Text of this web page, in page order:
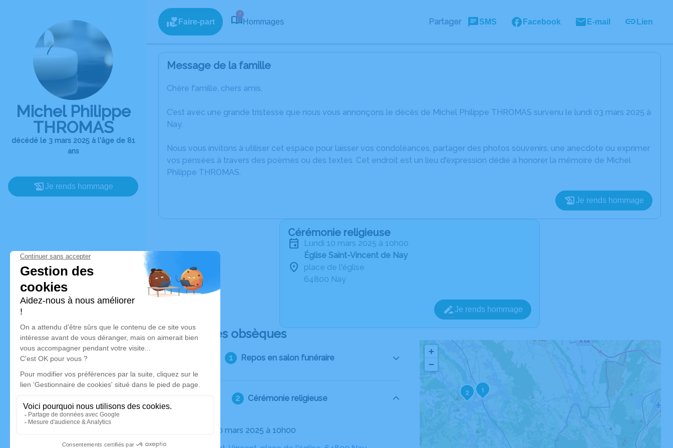
Michel Philippe
THROMAS
décédé le 3 mars 2025 à l'âge de 81
ans
Je rends hommage
Faire-part
2
Hommages Partager SMS Facebook E-mail Lien
Message de la famille
Chère famille, chers amis,
C’est avec une grande tristesse que nous vous annonçons le décès de Michel Philippe THROMAS survenu le lundi 03 mars 2025 à
Nay.
Nous vous invitons à utiliser cet espace pour laisser vos condoléances, partager des photos souvenirs, une anecdote ou exprimer
vos pensées à travers des poèmes ou des textes. Cet endroit est un lieu d'expression dédié à honorer la mémoire de Michel
Philippe THROMAS.
Je rends hommage
Cérémonie religieuse
lundi 10 mars 2025 à 10h00
Église Saint-Vincent de Nay
place de l'église
64800 Nay
Je rends hommage
Déroulé des obsèques
Repos en salon funéraire
Cérémonie religieuse
Le lundi 10 mars 2025 à 10h00
1
2
+
−